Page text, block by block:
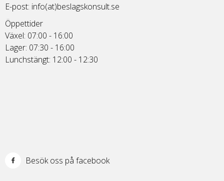
E-post: info(at)beslagskonsult.se
Öppettider
Växel: 07:00 - 16:00
Lager: 07:30 - 16:00
Lunchstängt: 12:00 - 12:30
Besök oss på facebook